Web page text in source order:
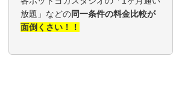
放題」などの同一条件の料金比較が
面倒くさい！！